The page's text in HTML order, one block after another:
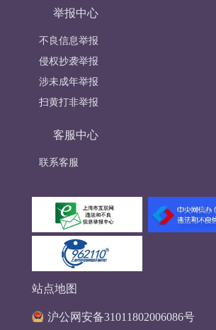
举报中心
不良信息举报
侵权抄袭举报
涉未成年举报
扫黄打非举报
客服中心
联系客服
站点地图
沪公网安备31011802006086号